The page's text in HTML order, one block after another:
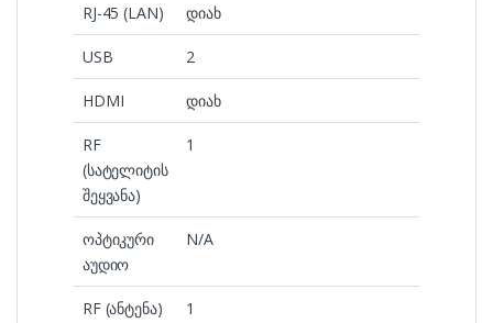
RJ-45 (LAN) დიახ
USB 2
HDMI დიახ
RF
(სატელიტის
შეყვანა)
1
ოპტიკური
აუდიო
N/A
RF (ანტენა) 1